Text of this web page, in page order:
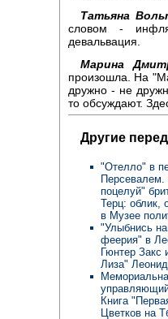
Татьяна
словом -
девальвация.
Марина
произошла. На
дружно - не
то обсуждают.
Другие
"Отелло" в
Персевалем.
поцелуй"
Терц: облик,
в Музее
"Улыбнись
феерия" в
Гюнтер
Лиза"
Книга
Цветков на